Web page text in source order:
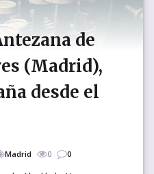
de
(Madrid),
desde el
Madrid 0 0